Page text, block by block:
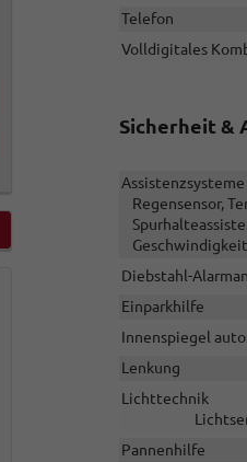
Telefon
Volldigitales
Sicherheit &
Assistenzsysteme
Regensensor,
Diebstahl-
Einparkhilfe
Innenspiegel
Lenkung
Lichttechnik
Pannenhilfe